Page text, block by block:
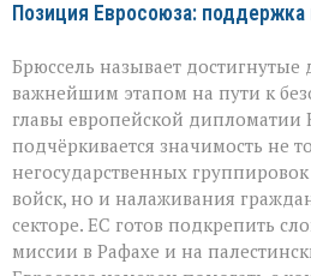
Позиция Евросоюза:
Брюссель называет достигнутые
важнейшим этапом на пути к
главы европейской дипломатии
подчёркивается значимость не
негосударственных
войск, но и налаживания
секторе. ЕС готов подкрепить
миссии в Рафахе и на